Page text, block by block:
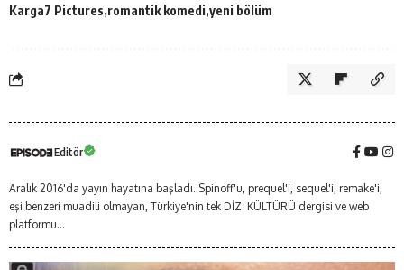
Karga7 Pictures romantik komedi yeni bölüm
Editör
Aralık 2016'da yayın hayatına başladı. Spinoff'u, prequel'i, sequel'i, remake'i,
eşi benzeri muadili olmayan, Türkiye'nin tek DİZİ KÜLTÜRÜ dergisi ve web
platformu...